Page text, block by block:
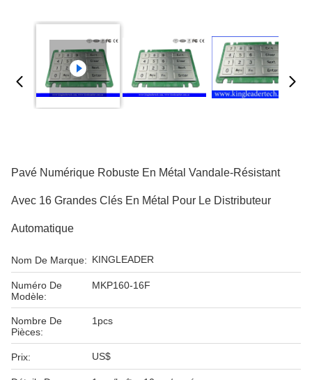
Pavé Numérique Robuste En Métal Vandale-Résistant
Avec 16 Grandes Clés En Métal Pour Le Distributeur
Automatique
Nom De Marque: KINGLEADER
Numéro De
Modèle:
MKP160-16F
Nombre De
Pièces:
1pcs
Prix: US$